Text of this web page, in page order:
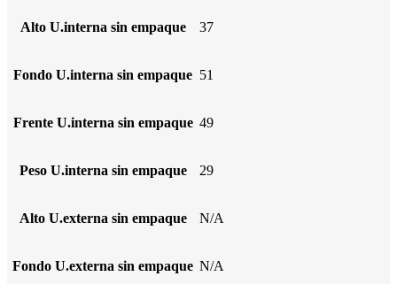
Alto U.interna sin empaque 37
Fondo U.interna sin empaque 51
Frente U.interna sin empaque 49
Peso U.interna sin empaque 29
Alto U.externa sin empaque N/A
Fondo U.externa sin empaque N/A